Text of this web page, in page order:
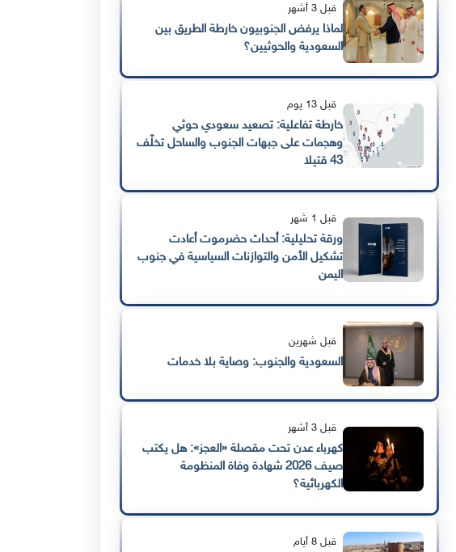
قبل 3 أشهر
لماذا يرفض الجنوبيون خارطة الطريق بين
السعودية والحوثيين؟
قبل 13 يوم
خارطة تفاعلية: تصعيد سعودي حوثي
وهجمات على جبهات الجنوب والساحل تخلّف
43 قتيلا
قبل 1 شهر
ورقة تحليلية: أحداث حضرموت أعادت
تشكيل الأمن والتوازنات السياسية في جنوب
اليمن
قبل شهرين
السعودية والجنوب: وصاية بلا خدمات
قبل 3 أشهر
كهرباء عدن تحت مقصلة «العجز»: هل يكتب
صيف 2026 شهادة وفاة المنظومة
الكهربائية؟
قبل 8 أيام